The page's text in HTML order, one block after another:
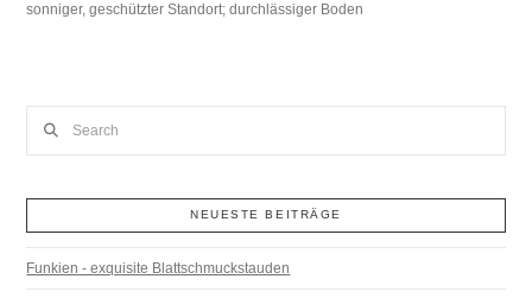
sonniger, geschützter Standort; durchlässiger Boden
NEUESTE BEITRÄGE
Funkien - exquisite Blattschmuckstauden